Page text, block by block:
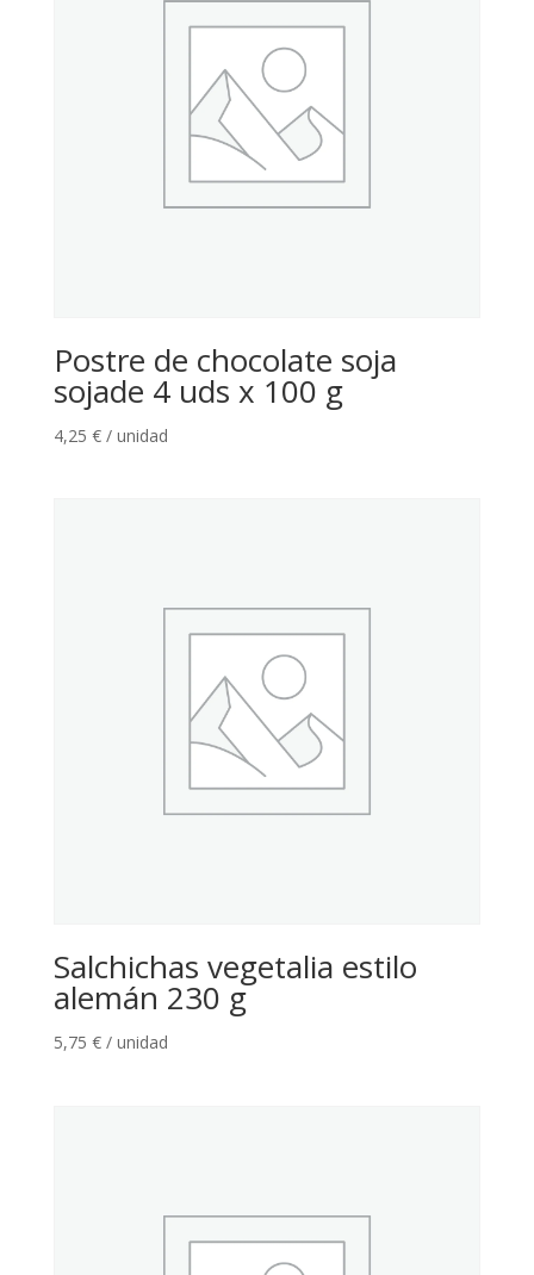
Postre de chocolate soja
sojade 4 uds x 100 g
4,25 € / unidad
Salchichas vegetalia estilo
alemán 230 g
5,75 € / unidad